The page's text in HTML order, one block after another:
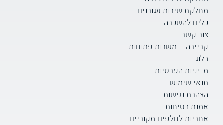
מחלקת שירות עגורנים
כלים להשכרה
צור קשר
קריירה – משרות פתוחות
בלוג
מדיניות הפרטיות
תנאי שימוש
הצהרת נגישות
אמנת בטיחות
אחריות לחלפים מקוריים